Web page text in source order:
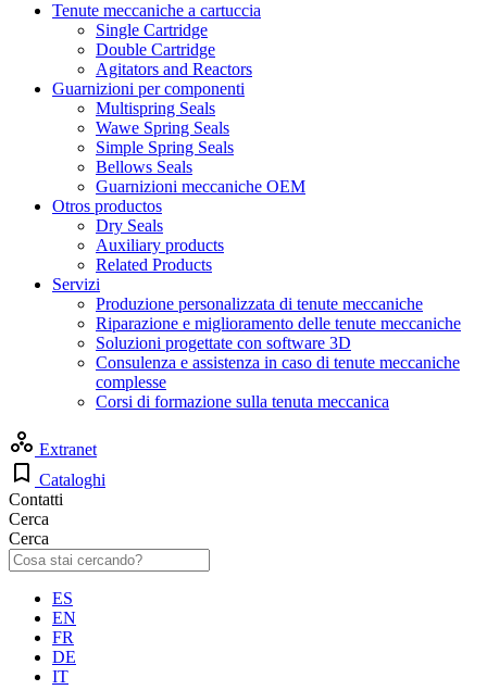
Tenute meccaniche a cartuccia
Single Cartridge
Double Cartridge
Agitators and Reactors
Guarnizioni per componenti
Multispring Seals
Wawe Spring Seals
Simple Spring Seals
Bellows Seals
Guarnizioni meccaniche OEM
Otros productos
Dry Seals
Auxiliary products
Related Products
Servizi
Produzione personalizzata di tenute meccaniche
Riparazione e miglioramento delle tenute meccaniche
Soluzioni progettate con software 3D
Consulenza e assistenza in caso di tenute meccaniche
complesse
Corsi di formazione sulla tenuta meccanica
Extranet
Cataloghi
Contatti
Cerca
Cerca
ES
EN
FR
DE
IT